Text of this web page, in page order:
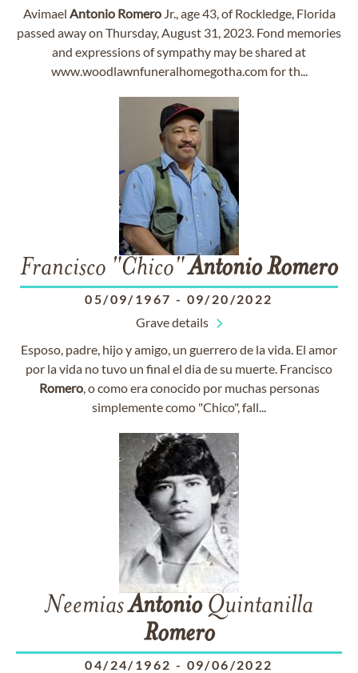
Avimael Antonio RomeroJr., age 43, of Rockledge, Florida
passed away on Thursday, August 31, 2023. Fond memories
and expressions of sympathy may be shared at
www.woodlawnfuneralhomegotha.com for th...
Francisco "Chico"AntonioRomero
05/09/1967 - 09/20/2022
Grave details
Esposo, padre, hijo y amigo, un guerrero de la vida. El amor
por la vida no tuvo un final el dia de su muerte. Francisco
Romero, o como era conocido por muchas personas
simplemente como "Chico", fall...
NeemiasAntonioQuintanilla
Romero
04/24/1962 - 09/06/2022